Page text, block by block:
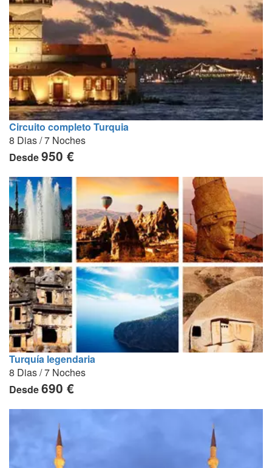
Circuito completo Turquia
8 Dias / 7 Noches
Desde950 €
Turquía legendaria
8 Dias / 7 Noches
Desde690 €